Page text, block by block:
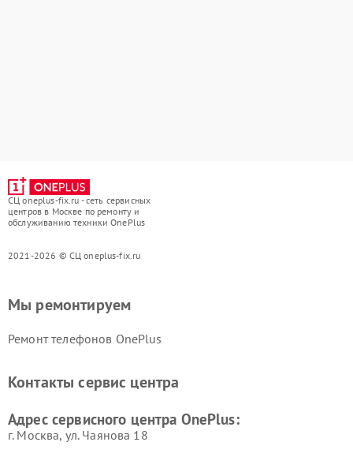
СЦ oneplus-fix.ru - сеть сервисных
центров в Москве по ремонту и
обслуживанию техники OnePlus
2021-2026 © СЦ oneplus-fix.ru
Мы ремонтируем
Ремонт телефонов OnePlus
Контакты сервис центра
Адрес сервисного центра OnePlus:
г. Москва, ул. Чаянова 18